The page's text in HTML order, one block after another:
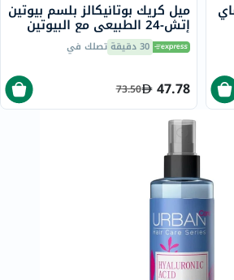
ميل كريك بوتانيكالز بلسم بيوتين
إتش-24 الطبيعي مع البيوتين
المرحلة الثانية 250 مل
30 دقيقة تصلك في
47.78
73.50